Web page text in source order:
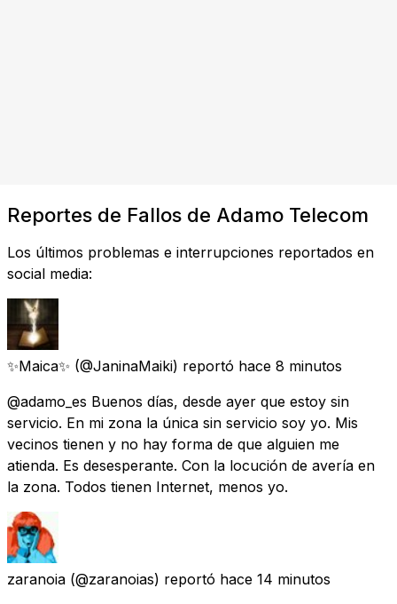
Reportes de Fallos de Adamo Telecom
Los últimos problemas e interrupciones reportados en
social media:
✨Maica✨ (@JaninaMaiki) reportó hace 8 minutos
@adamo_es Buenos días, desde ayer que estoy sin
servicio. En mi zona la única sin servicio soy yo. Mis
vecinos tienen y no hay forma de que alguien me
atienda. Es desesperante. Con la locución de avería en
la zona. Todos tienen Internet, menos yo.
zaranoia (@zaranoias) reportó hace 14 minutos